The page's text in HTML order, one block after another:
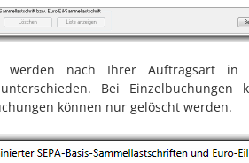
werden nach Ihrer Auftragsart in
Bei
können nur gelöscht werden.